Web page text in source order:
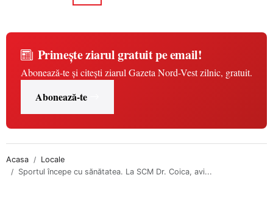
Primește ziarul gratuit pe email!
Abonează-te și citești ziarul Gazeta Nord-Vest zilnic, gratuit.
Abonează-te
Acasa
Locale
Sportul începe cu sănătatea. La SCM Dr. Coica, avi...